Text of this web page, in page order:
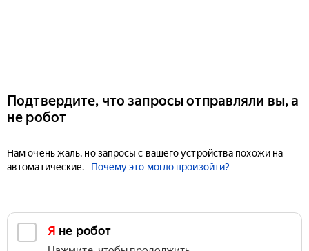
Подтвердите, что запросы отправляли вы, а
не робот
Нам очень жаль, но запросы с вашего устройства похожи на
автоматические.
Почему это могло произойти?
Я не робот